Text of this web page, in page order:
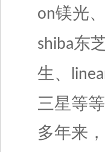
on镁光、
shiba东
生、
三星等等
多年来